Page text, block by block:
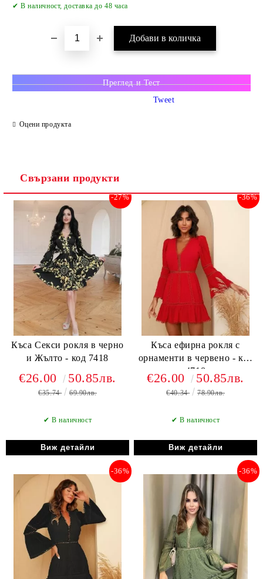
✔ В наличност, доставка до 48 часа
Преглед и Тест
Оцени продукта
Tweet
Свързани продукти
Къса Секси рокля в черно
и Жълто - код 7418
-27%
€26.00 50.85лв.
€35.74 69.90лв.
✔ В наличност
Виж детайли
Къса ефирна рокля с
орнаменти в червено - код
4718
-36%
€26.00 50.85лв.
€40.34 78.90лв.
✔ В наличност
Виж детайли
-36% -36%